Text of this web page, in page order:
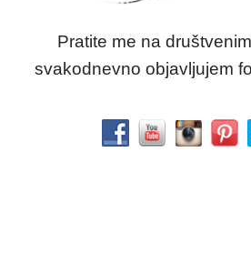
Pratite me na
svakodnevno objavljujem